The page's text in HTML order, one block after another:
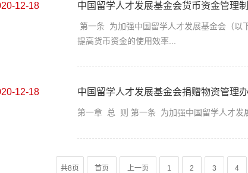
12-18 中国留学人才发展基金会货币资金管理
第一条 为加强中国留学人才发展基金会（以
提高货币资金的使用效率...
12-18 中国留学人才发展基金会捐赠物资管理
第一章 总 则 第一条 为加强中国留学人才发
共8页 首页 上一页 1 2 3 4